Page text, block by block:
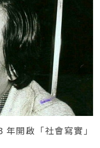
開啟「社會寫實」